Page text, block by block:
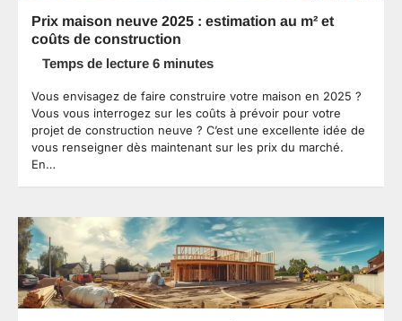
Prix maison neuve 2025 : estimation au m² et
coûts de construction
Vous envisagez de faire construire votre maison en 2025 ?
Vous vous interrogez sur les coûts à prévoir pour votre
projet de construction neuve ? C’est une excellente idée de
vous renseigner dès maintenant sur les prix du marché.
En…